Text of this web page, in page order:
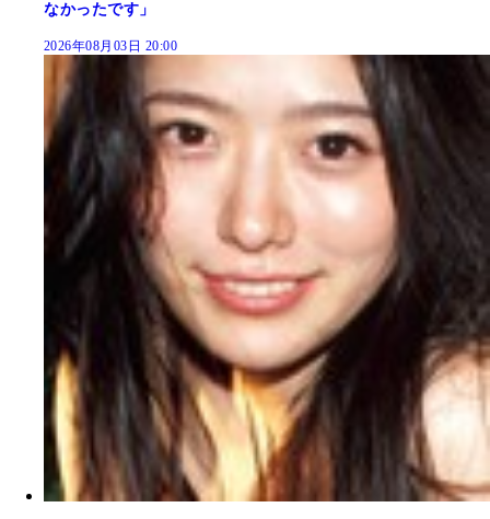
なかったです」
2026年08月03日 20:00